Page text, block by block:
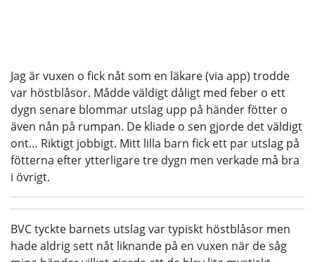
Jag är vuxen o fick nåt som en läkare (via app) trodde
var höstblåsor. Mådde väldigt dåligt med feber o ett
dygn senare blommar utslag upp på händer fötter o
även nån på rumpan. De kliade o sen gjorde det väldigt
ont… Riktigt jobbigt. Mitt lilla barn fick ett par utslag på
fötterna efter ytterligare tre dygn men verkade må bra
i övrigt.
BVC tyckte barnets utslag var typiskt höstblåsor men
hade aldrig sett nåt liknande på en vuxen när de såg